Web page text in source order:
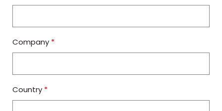
Company *
Country *